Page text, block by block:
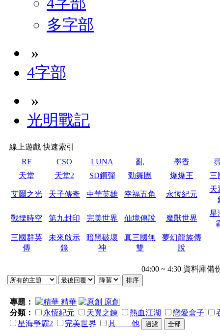
多字部
»
4字部
»
光明戰記
線上遊戲 快速索引
RF
CSO LUNA 亂 墨香
天堂
天堂2 SD鋼彈 勁舞團 爆爆王 三
艾爾之光 天子傳奇 中華英雄 幸福五角 永恆紀元
天
戰慄時空 第九封印 完美世界 仙境傳說 魔獸世界
星
三國群英
傳
未來啟示
錄
暗黑破壞
神
真三國無
雙
夢幻龍族傳
說
04:00 ~ 4:30 資料庫
專題： 精華
原創
分類：
永恆紀元 天翼之鍊 熱血江湖 戀愛盒子
星海爭霸2
完美世界 其 他